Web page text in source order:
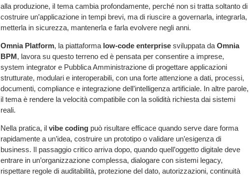
alla produzione, il tema cambia profondamente, perché non si tratta soltanto di
costruire un’applicazione in tempi brevi, ma di riuscire a governarla, integrarla,
metterla in sicurezza, mantenerla e farla evolvere negli anni.
Omnia Platform, la piattaforma low-code enterprise sviluppata da Omnia
BPM, lavora su questo terreno ed è pensata per consentire a imprese,
system integrator e Pubblica Amministrazione di progettare applicazioni
strutturate, modulari e interoperabili, con una forte attenzione a dati, processi,
documenti, compliance e integrazione dell’intelligenza artificiale. In altre parole,
il tema è rendere la velocità compatibile con la solidità richiesta dai sistemi
reali.
Nella pratica, il vibe coding può risultare efficace quando serve dare forma
rapidamente a un’idea, costruire un prototipo o validare un’esigenza di
business. Il passaggio critico arriva dopo, quando quell’oggetto digitale deve
entrare in un’organizzazione complessa, dialogare con sistemi legacy,
rispettare regole di auditabilità, protezione del dato, autorizzazioni, continuità